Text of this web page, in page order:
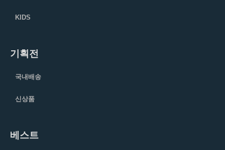
KIDS
기획전
국내배송
신상품
베스트